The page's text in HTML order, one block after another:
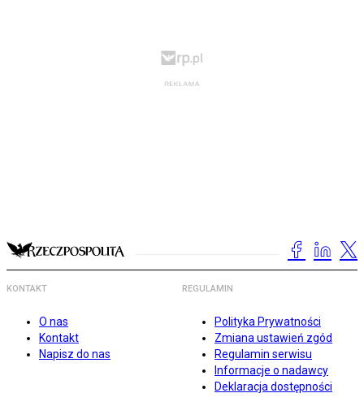
KONTAKT
O nas
Kontakt
Napisz do nas
REGULAMIN
Polityka Prywatności
Zmiana ustawień zgód
Regulamin serwisu
Informacje o nadawcy
Deklaracja dostępności